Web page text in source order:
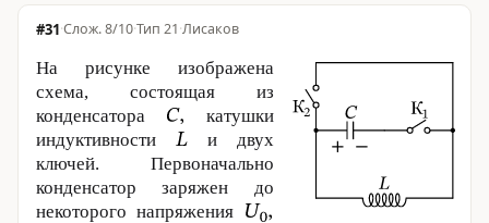
#31· 8/10·Тип 21·Лисаков
На рисунке изображена
схема, состоящая из
конденсатора
катушки
индуктивности
и двух
ключей. Первоначально
конденсатор заряжен до
некоторого напряжения